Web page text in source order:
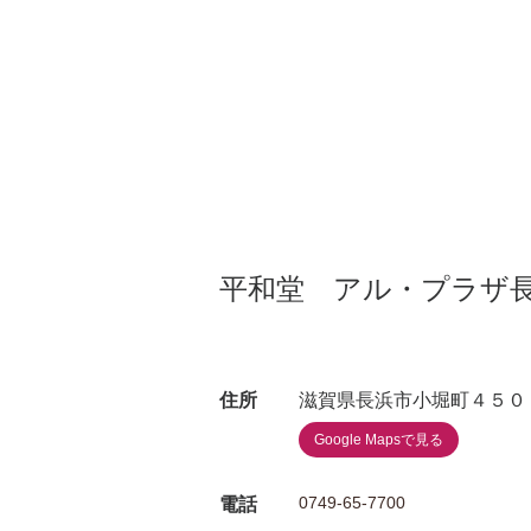
平和堂 アル・プラザ
住所 滋賀県長浜市小堀町４５０
Google Mapsで見る
電話 0749-65-7700